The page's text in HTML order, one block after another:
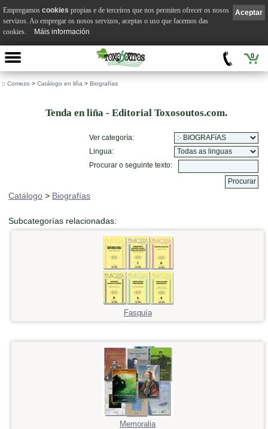
0
:: Comezo > Catálogo en liña > Biografías
Tenda en liña - Editorial Toxosoutos.com.
Ver categoría:
Lingua:
Procurar o seguinte texto:
Catálogo > Biografías
Subcategorías relacionadas:
Fasquía
Memoralia
Aceptar
Empregamos cookies propias e de terceiros que nos permiten ofrecer os nosos
servizos. Ao empregar os nosos servizos, aceptas o uso que facemos das
cookies.
Máis información